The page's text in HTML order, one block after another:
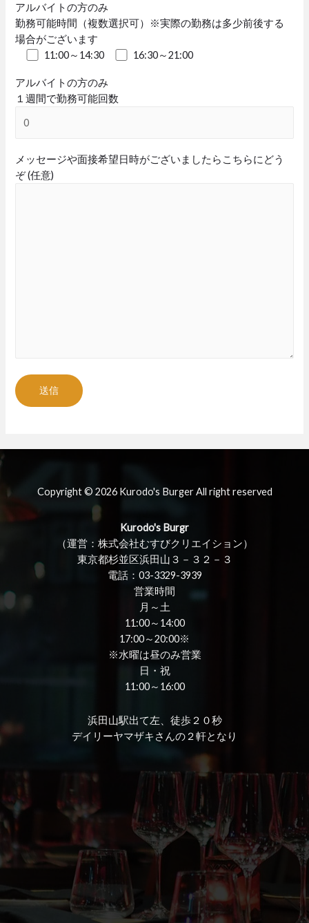
アルバイトの方のみ
勤務可能時間（複数選択可）※実際の勤務は多少前後する
場合がございます
11:00～14:30
16:30～21:00
アルバイトの方のみ
１週間で勤務可能回数
メッセージや面接希望日時がございましたらこちらにどう
ぞ (任意)
Copyright © 2026 Kurodo's Burger All right reserved
Kurodo's Burgr
（運営：株式会社むすびクリエイション）
東京都杉並区浜田山３－３２－３
電話：03-3329-3939
営業時間
月～土
11:00～14:00
17:00～20:00※
※水曜は昼のみ営業
日・祝
11:00～16:00
浜田山駅出て左、徒歩２０秒
デイリーヤマザキさんの２軒となり